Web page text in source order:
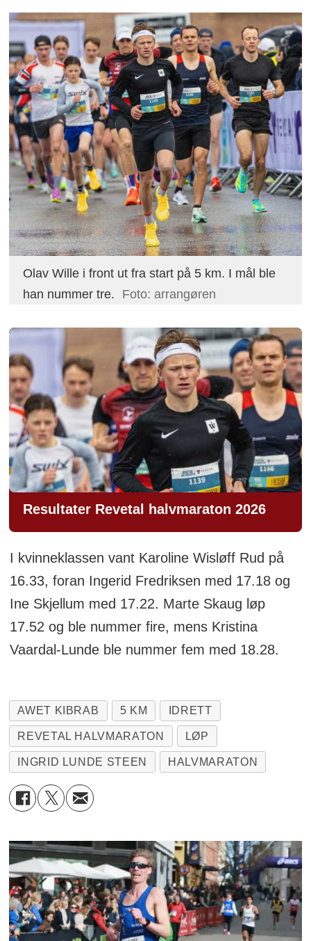
Olav Wille i front ut fra start på 5 km. I mål ble
han nummer tre.
Foto: arrangøren
Resultater Revetal halvmaraton 2026
I kvinneklassen vant Karoline Wisløff Rud på
16.33, foran Ingerid Fredriksen med 17.18 og
Ine Skjellum med 17.22. Marte Skaug løp
17.52 og ble nummer fire, mens Kristina
Vaardal-Lunde ble nummer fem med 18.28.
AWET KIBRAB 5 KM IDRETT
REVETAL HALVMARATON LØP
INGRID LUNDE STEEN HALVMARATON